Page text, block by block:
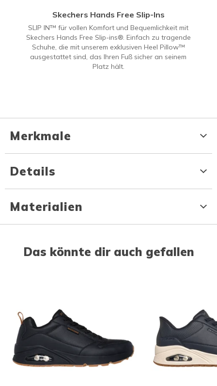
Skechers Hands Free Slip-Ins
SLIP IN™ für vollen Komfort und Bequemlichkeit mit
Skechers Hands Free Slip-ins®. Einfach zu tragende
Schuhe, die mit unserem exklusiven Heel Pillow™
ausgestattet sind, das Ihren Fuß sicher an seinem
Platz hält.
Merkmale
Details
Materialien
Das könnte dir auch gefallen